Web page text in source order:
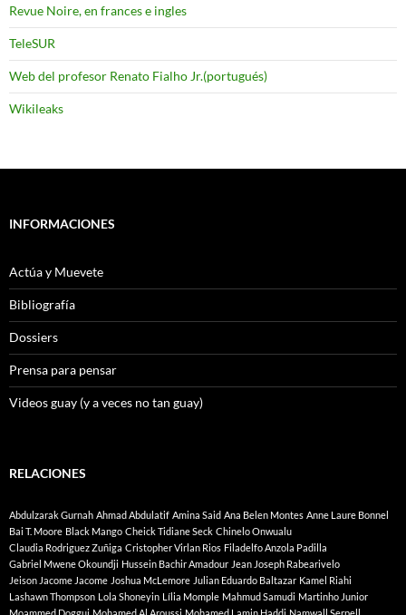
Revue Noire, en frances e ingles
TeleSUR
Web del profesor Renato Fialho Jr.(portugués)
Wikileaks
INFORMACIONES
Actúa y Muevete
Bibliografía
Dossiers
Prensa para pensar
Videos guay (y a veces no tan guay)
RELACIONES
Abdulzarak Gurnah Ahmad Abdulatif Amina Said Ana Belen Montes Anne Laure Bonnel
Bai T. Moore Black Mango Cheick Tidiane Seck Chinelo Onwualu
Claudia Rodriguez Zuñiga Cristopher Virlan Rios Filadelfo Anzola Padilla
Gabriel Mwene Okoundji Hussein Bachir Amadour Jean Joseph Rabearivelo
Jeison Jacome Jacome Joshua McLemore Julian Eduardo Baltazar Kamel Riahi
Lashawn Thompson Lola Shoneyin Lília Momple Mahmud Samudi Martinho Junior
Moammed Doggui Mohamed Al Aroussi Mohamed Lamin Haddi Namwall Serpell